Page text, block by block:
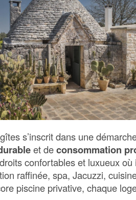
s’inscrit dans une
et deconsommation
confortables et luxueux où
raffinée, spa, Jacuzzi,
piscine privative, chaque